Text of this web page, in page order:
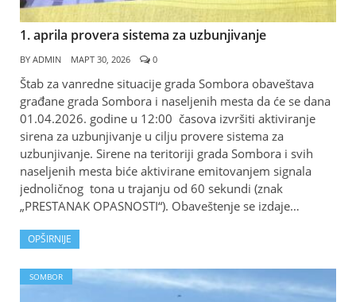
1. aprila provera sistema za uzbunjivanje
BY ADMIN МАРТ 30, 2026 0
Štab za vanredne situacije grada Sombora obaveštava
građane grada Sombora i naseljenih mesta da će se dana
01.04.2026. godine u 12:00 časova izvršiti aktiviranje
sirena za uzbunjivanje u cilju provere sistema za
uzbunjivanje. Sirene na teritoriji grada Sombora i svih
naseljenih mesta biće aktivirane emitovanjem signala
jednoličnog tona u trajanju od 60 sekundi (znak
„PRESTANAK OPASNOSTI“). Obaveštenje se izdaje…
OPŠIRNIJE
SOMBOR